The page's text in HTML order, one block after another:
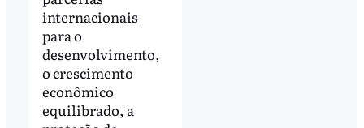
internacionais
para o
desenvolvimento,
o crescimento
econômico
equilibrado, a